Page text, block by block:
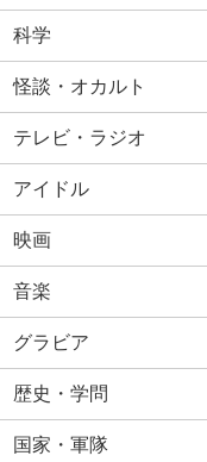
科学
怪談・オカルト
テレビ・ラジオ
アイドル
映画
音楽
グラビア
歴史・学問
国家・軍隊